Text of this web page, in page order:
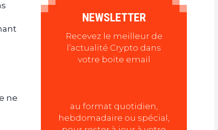
ne
NEWSLETTER
Recevez le meilleur de
l’actualité Crypto dans
votre boite email
au format quotidien,
hebdomadaire ou spécial,